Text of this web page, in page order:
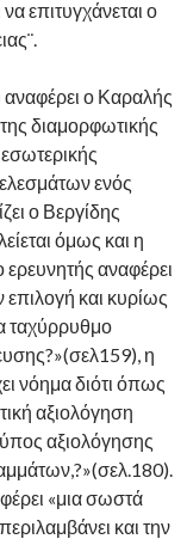
επιτυγχάνεται ο
ο Καραλής
της διαμορφωτικής
ενός
ο Βεργίδης
όμως και η
αναφέρει
και κυρίως
ταχύρρυθμο
η
νόημα διότι όπως
αξιολόγηση
αξιολόγησης
«μια σωστά
και την